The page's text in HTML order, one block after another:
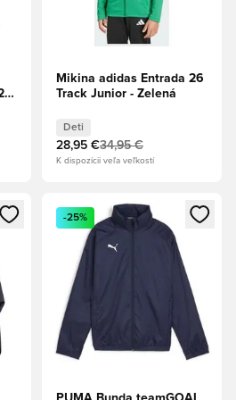
Mikina adidas Entrada 26
Track Junior - Zelená
Deti
28,95 €34,95 €
K dispozícii veľa veľkostí
alebo registráciu ako člen
Otvorí modál na prihlásenie
-25%